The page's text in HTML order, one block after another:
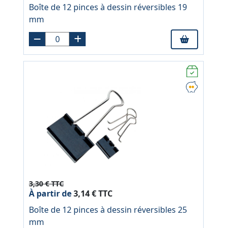
Boîte de 12 pinces à dessin réversibles 19
mm
3,30 € TTC
À partir de3,14 € TTC
Boîte de 12 pinces à dessin réversibles 25
mm